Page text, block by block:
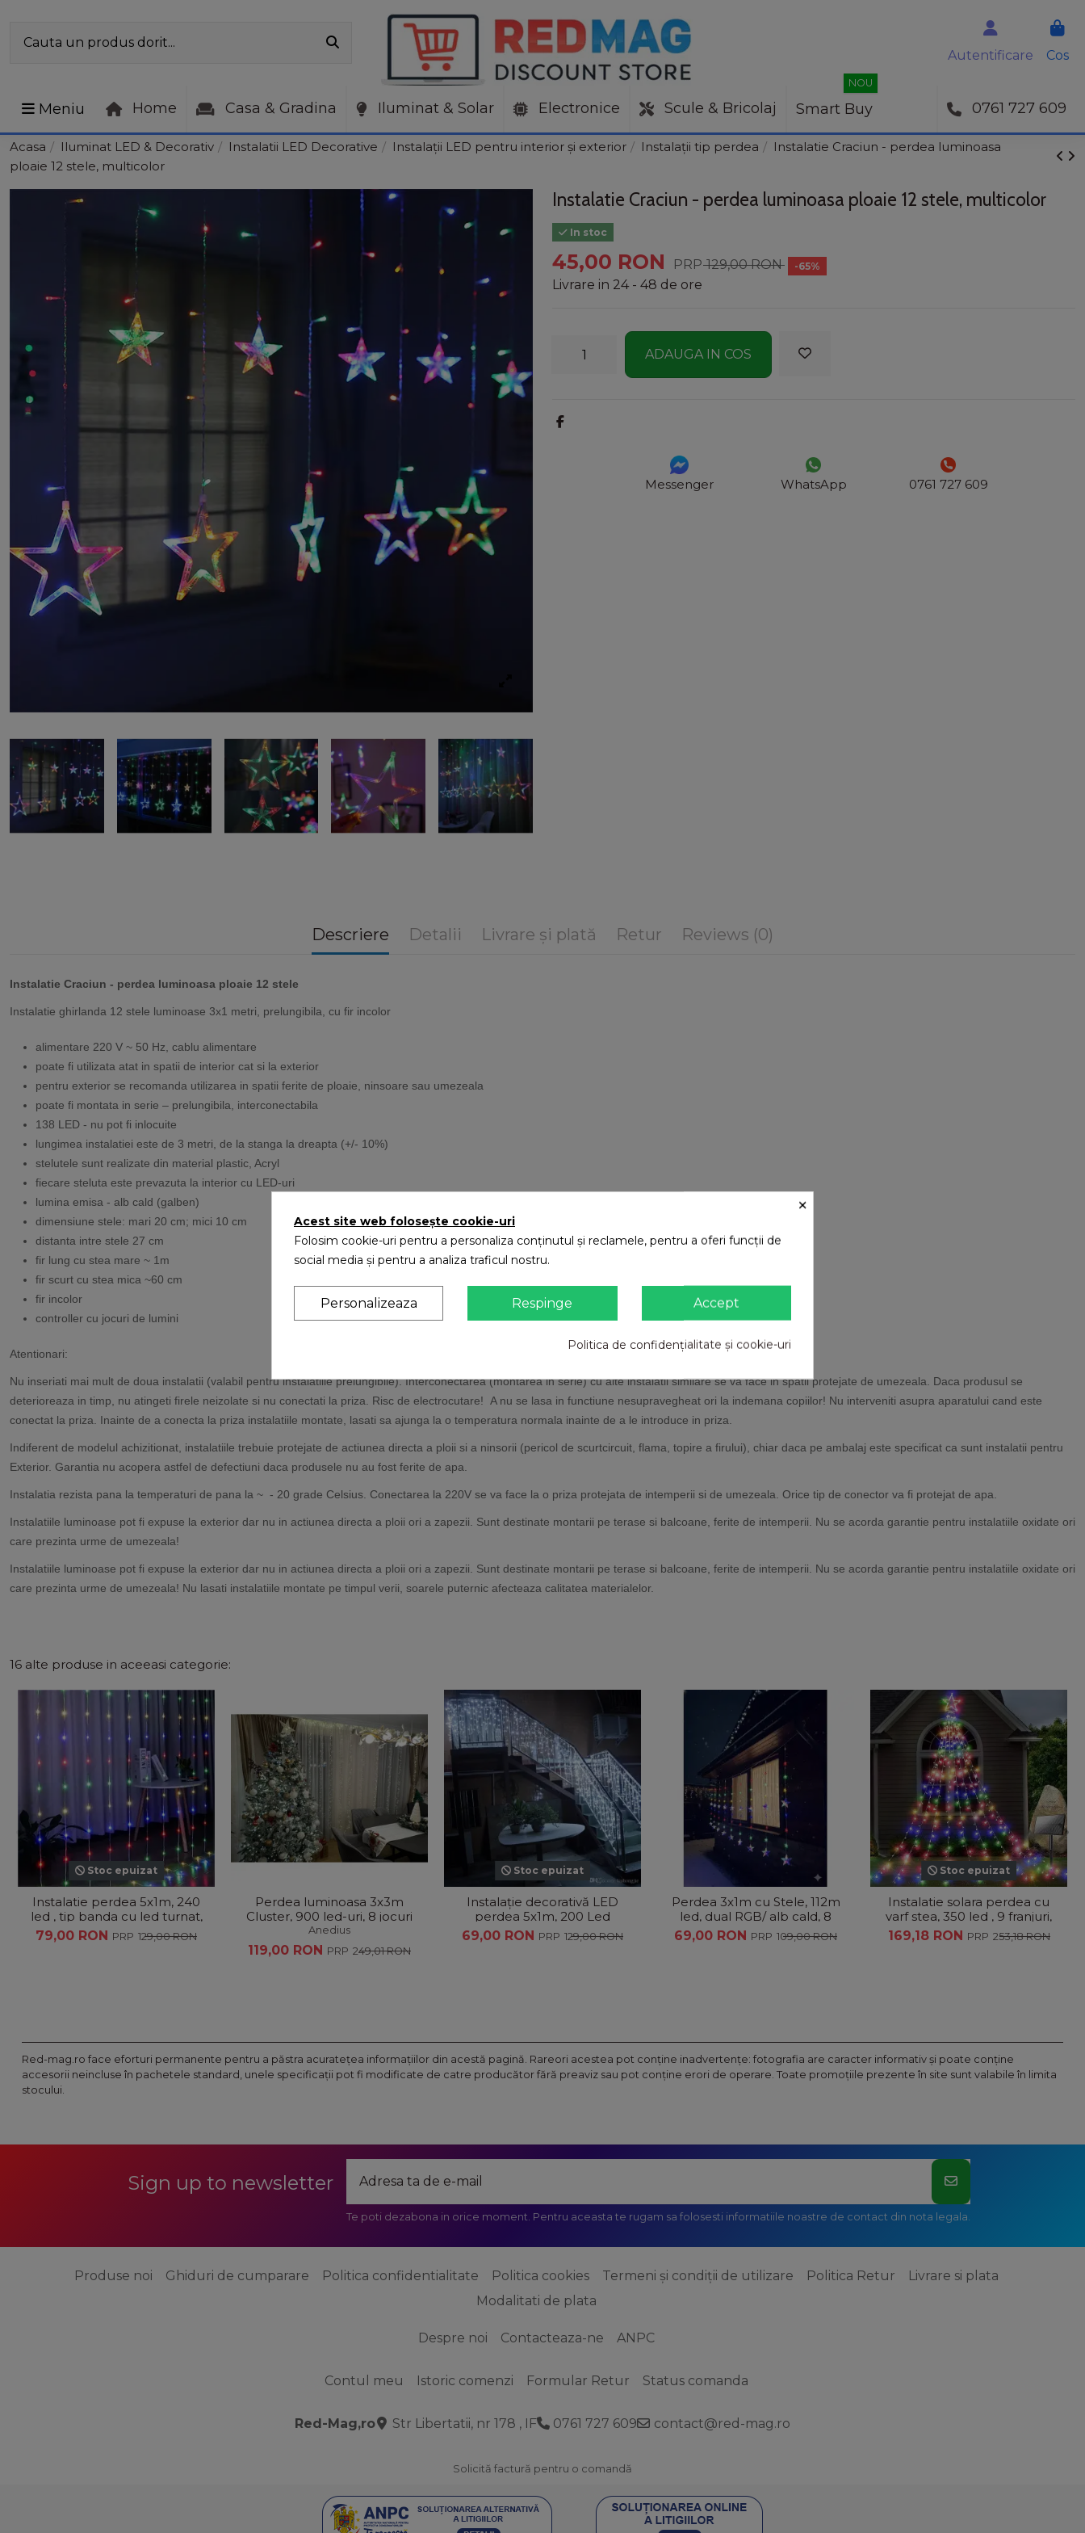
Autentificare Cos
Meniu Home Casa & Gradina Iluminat & Solar Electronice Scule & Bricolaj Smart Buy
NOU
0761 727 609
Acasa Iluminat LED & Decorativ Instalatii LED Decorative Instalații LED pentru interior și exterior Instalații tip perdea
Instalatie Craciun - perdea luminoasa
ploaie 12 stele, multicolor
Instalatie Craciun - perdea luminoasa ploaie 12 stele, multicolor
In stoc
45,00 RON 129,00 RON -65%
Livrare in 24 - 48 de ore
ADAUGA IN COS
Messenger WhatsApp 0761 727 609
Descriere Detalii Livrare și plată Retur Reviews (0)
Instalatie Craciun - perdea luminoasa ploaie 12 stele
Instalatie ghirlanda 12 stele luminoase 3x1 metri, prelungibila, cu fir incolor
alimentare 220 V ~ 50 Hz, cablu alimentare
poate fi utilizata atat in spatii de interior cat si la exterior
pentru exterior se recomanda utilizarea in spatii ferite de ploaie, ninsoare sau umezeala
poate fi montata in serie – prelungibila, interconectabila
138 LED - nu pot fi inlocuite
lungimea instalatiei este de 3 metri, de la stanga la dreapta (+/- 10%)
stelutele sunt realizate din material plastic, Acryl
fiecare steluta este prevazuta la interior cu LED-uri
lumina emisa - alb cald (galben)
dimensiune stele: mari 20 cm; mici 10 cm
distanta intre stele 27 cm
fir lung cu stea mare ~ 1m
fir scurt cu stea mica ~60 cm
fir incolor
controller cu jocuri de lumini
Atentionari:
Nu inseriati mai mult de doua instalatii (valabil pentru instalatiile prelungibile). Interconectarea (montarea in serie) cu alte instalatii similare se va face in spatii protejate de umezeala. Daca produsul se
deterioreaza in timp, nu atingeti firele neizolate si nu conectati la priza. Risc de electrocutare! A nu se lasa in functiune nesupravegheat ori la indemana copiilor! Nu interveniti asupra aparatului cand este
conectat la priza. Inainte de a conecta la priza instalatiile montate, lasati sa ajunga la o temperatura normala inainte de a le introduce in priza.
Indiferent de modelul achizitionat, instalatiile trebuie protejate de actiunea directa a ploii si a ninsorii (pericol de scurtcircuit, flama, topire a firului), chiar daca pe ambalaj este specificat ca sunt instalatii pentru
Exterior. Garantia nu acopera astfel de defectiuni daca produsele nu au fost ferite de apa.
Instalatia rezista pana la temperaturi de pana la ~ - 20 grade Celsius. Conectarea la 220V se va face la o priza protejata de intemperii si de umezeala. Orice tip de conector va fi protejat de apa.
Instalatiile luminoase pot fi expuse la exterior dar nu in actiunea directa a ploii ori a zapezii. Sunt destinate montarii pe terase si balcoane, ferite de intemperii. Nu se acorda garantie pentru instalatiile oxidate ori
care prezinta urme de umezeala!
Instalatiile luminoase pot fi expuse la exterior dar nu in actiunea directa a ploii ori a zapezii. Sunt destinate montarii pe terase si balcoane, ferite de intemperii. Nu se acorda garantie pentru instalatiile oxidate ori
care prezinta urme de umezeala! Nu lasati instalatiile montate pe timpul verii, soarele puternic afecteaza calitatea materialelor.
16 alte produse in aceeasi categorie:
Stoc epuizat
Instalatie perdea 5x1m, 240
led , tip banda cu led turnat,
de exterior/ interior,...
79,00 RON 129,00 RON
Perdea luminoasa 3x3m
Cluster, 900 led-uri, 8 jocuri
lumini, diverse culori
Anedius
119,00 RON 249,01 RON
Stoc epuizat
Instalație decorativă LED
perdea 5x1m, 200 Led
exterior-interior
69,00 RON 129,00 RON
Perdea 3x1m cu Stele, 112m
led, dual RGB/ alb cald, 8
jocuri de lumini,
interconectabila
69,00 RON 109,00 RON
Stoc epuizat
Instalatie solara perdea cu
varf stea, 350 led , 9 franjuri,
telecomanda, diverse culori
169,18 RON 253,18 RON
Red-mag.ro face eforturi permanente pentru a păstra acurateţea informaţiilor din acestă pagină. Rareori acestea pot conţine inadvertenţe: fotografia are caracter informativ şi poate conţine
accesorii neincluse în pachetele standard, unele specificaţii pot fi modificate de catre producător fără preaviz sau pot conţine erori de operare. Toate promoţiile prezente în site sunt valabile în limita
stocului.
Sign up to newsletter
Te poti dezabona in orice moment. Pentru aceasta te rugam sa folosesti informatiile noastre de contact din nota legala.
Produse noi Ghiduri de cumparare Politica confidentialitate Politica cookies Termeni și condiții de utilizare Politica Retur
Livrare si plata
Modalitati de plata
Despre noi Contacteaza-ne ANPC
Contul meu Istoric comenzi Formular Retur Status comanda
Red-Mag,ro Str Libertatii, nr 178 , IF 0761 727 609 contact@red-mag.ro
Solicită factură pentru o comandă
×
Acest site web folosește cookie-uri
Folosim cookie-uri pentru a personaliza conținutul și reclamele, pentru a oferi funcții de
social media și pentru a analiza traficul nostru.
Personalizeaza Respinge Accept
Politica de confidențialitate și cookie-uri